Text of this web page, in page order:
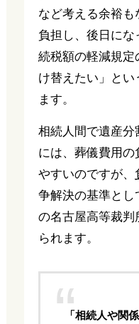
など考える余裕
負担し、後日に
続税額の軽減規
け替えたい」とい
ます。
相続人間で遺産分
には、葬儀費用の
やすいのですが、
争解決の基準とし
の名古屋高等裁判
られます。
「相続人や関